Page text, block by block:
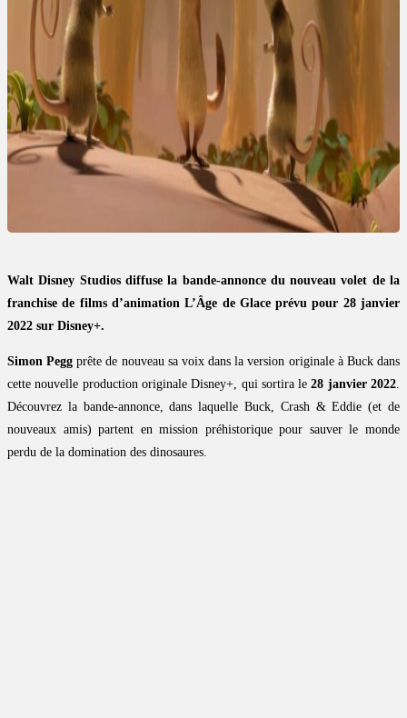
Walt Disney Studios diffuse la bande-annonce du nouveau volet de la
franchise de films d’animation L’Âge de Glace prévu pour 28 janvier
2022 sur Disney+.
Simon Pegg prête de nouveau sa voix dans la version originale à Buck dans
cette nouvelle production originale Disney+, qui sortira le28 janvier 2022.
Découvrez la bande-annonce, dans laquelle Buck, Crash & Eddie (et de
nouveaux amis) partent en mission préhistorique pour sauver le monde
perdu de la domination des dinosaures.